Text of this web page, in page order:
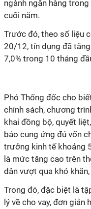
ngành ngân hàng
cuối năm.
Trước đó, theo số liệu
20/12, tín dụng đã
7,0% trong 10 tháng
Phó Thống đốc cho
chính sách, chương
khai đồng bộ, quyết
bảo cung ứng đủ vốn
trưởng kinh tế khoảng
là mức tăng cao trên
dân vượt qua khó
Trong đó, đặc biệt là
lý về cho vay, đơn giản